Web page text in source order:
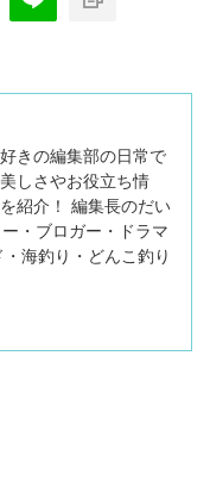
きの編集部の日常で
しさやお役立ち情
紹介！ 編集長のだい
・ブロガー・ドラマ
海釣り・どんこ釣り